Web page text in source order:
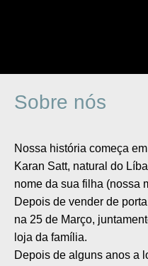
Sobre nós
Nossa história começa
Karan Satt, natural do
nome da sua filha (nossa
Depois de vender de
na 25 de Março,
loja da família.
Depois de alguns anos a